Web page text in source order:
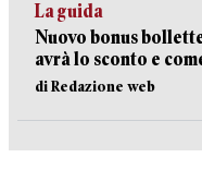
La guida
Nuovo bonus
avrà lo sconto e
di Redazione web